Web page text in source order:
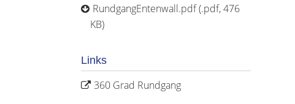
RundgangEntenwall.pdf (.pdf, 476
KB)
Links
360 Grad Rundgang